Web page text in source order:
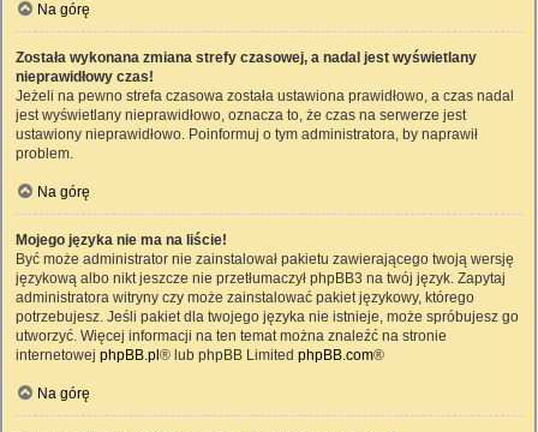
Na górę
Została wykonana zmiana strefy czasowej, a nadal jest wyświetlany
nieprawidłowy czas!
Jeżeli na pewno strefa czasowa została ustawiona prawidłowo, a czas nadal
jest wyświetlany nieprawidłowo, oznacza to, że czas na serwerze jest
ustawiony nieprawidłowo. Poinformuj o tym administratora, by naprawił
problem.
Na górę
Mojego języka nie ma na liście!
Być może administrator nie zainstalował pakietu zawierającego twoją wersję
językową albo nikt jeszcze nie przetłumaczył phpBB3 na twój język. Zapytaj
administratora witryny czy może zainstalować pakiet językowy, którego
potrzebujesz. Jeśli pakiet dla twojego języka nie istnieje, może spróbujesz go
utworzyć. Więcej informacji na ten temat można znaleźć na stronie
internetowej phpBB.pl ® lub phpBB Limited phpBB.com®
Na górę